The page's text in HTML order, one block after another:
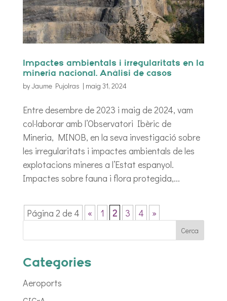
Impactes ambientals i irregularitats en la
mineria nacional. Anàlisi de casos
byJaume Pujolras | maig 31, 2024
Entre desembre de 2023 i maig de 2024, vam
col·laborar amb l’Observatori Ibèric de
Mineria, MINOB, en la seva investigació sobre
les irregularitats i impactes ambientals de les
explotacions mineres a l’Estat espanyol.
Impactes sobre fauna i flora protegida,...
Página 2 de 4 « 1 2 3 4 »
Categories
Aeroports